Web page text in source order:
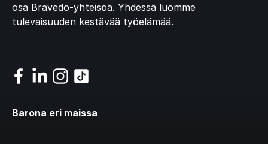
osa Bravedo-yhteisöä. Yhdessä luomme
tulevaisuuden kestävää työelämää.
Barona eri maissa